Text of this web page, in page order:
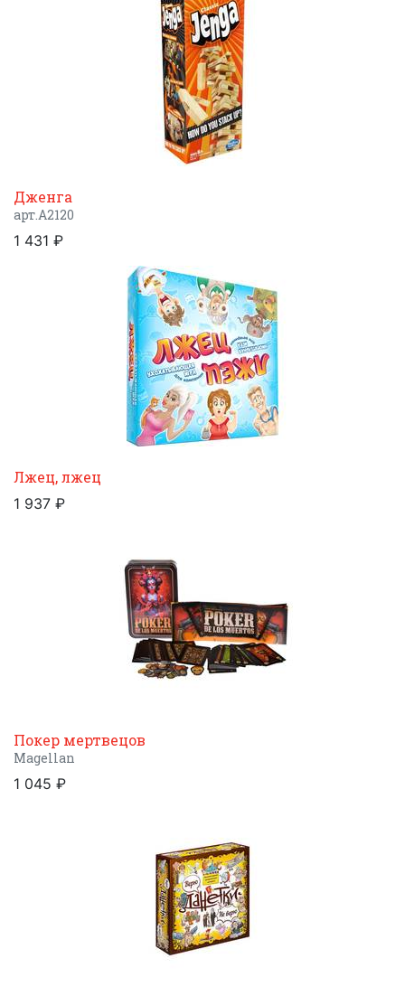
Дженга
арт.A2120
1 431 ₽
Лжец, лжец
1 937 ₽
Покер мертвецов
Magellan
1 045 ₽